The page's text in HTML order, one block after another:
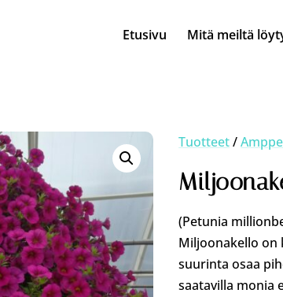
Etusivu Mitä meiltä
Tuotteet/
(Petunia
Miljoonakello on
suurinta osaa
saatavilla monia